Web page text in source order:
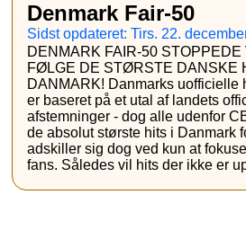
Denmark Fair-50
Sidst opdateret: Tirs. 22.
DENMARK FAIR-50
FØLGE DE STØRSTE DANSKE
DANMARK! Danmarks uofficielle
er baseret på et utal af landets
afstemninger - dog alle udenfor
de absolut største hits i Danmark
adskiller sig dog ved kun at
fans. Således vil hits der ikke er